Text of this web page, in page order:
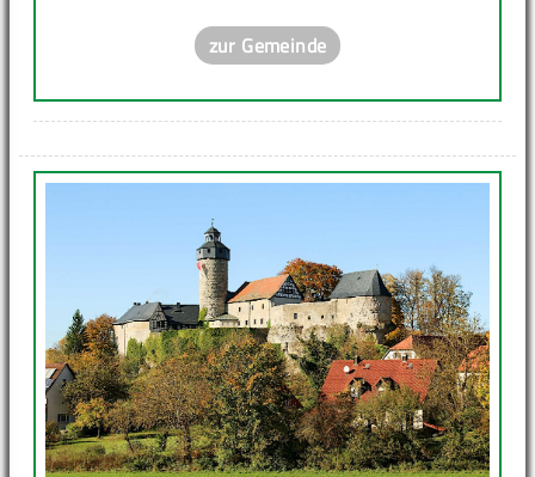
zur Gemeinde